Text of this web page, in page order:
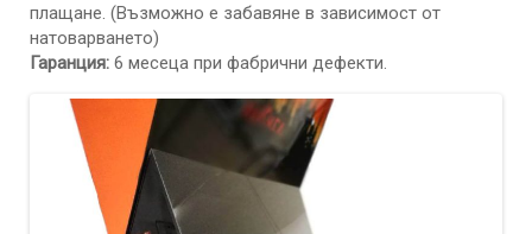
плащане. (Възможно е забавяне в зависимост от
натоварването)
Гаранция: 6 месеца при фабрични дефекти.